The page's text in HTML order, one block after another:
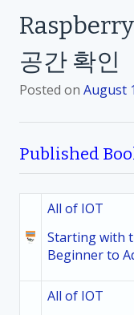
공간 확인
Posted on August
Published
All of IOT
Starting with
Beginner to
All of IOT